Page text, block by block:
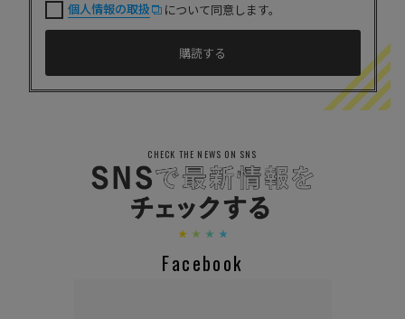
個人情報の取扱 について同意します。
CHECK THE NEWS ON SNS
Facebook